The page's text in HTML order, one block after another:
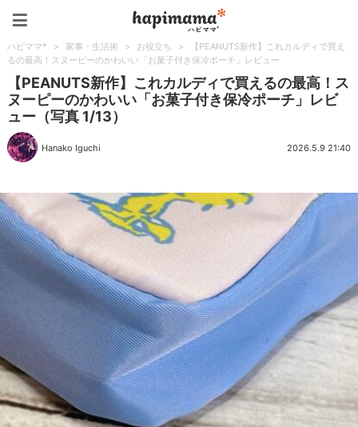
ハピママ* > 家事・生活術 > お役立ち >
【PEANUTS新作】これカルディで買え
るの最高！スヌーピーのかわいい「お菓子付き保冷ポーチ」レビュー
【PEANUTS新作】これカルディで買えるの最高！ス
ヌーピーのかわいい「お菓子付き保冷ポーチ」レビ
ュー（写真 1/13）
Hanako Iguchi 2026.5.9 21:40